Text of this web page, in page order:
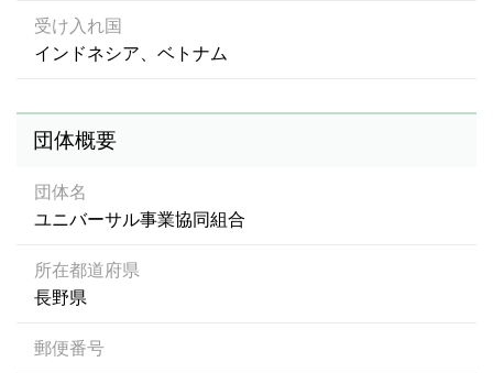
受け入れ国
インドネシア、ベトナム
団体概要
団体名
ユニバーサル事業協同組合
所在都道府県
長野県
郵便番号